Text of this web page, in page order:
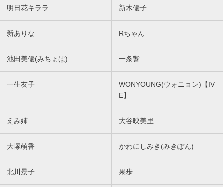
明日花キララ 新木優子
新ありな Rちゃん
池田美優(みちょぱ) 一条響
一生友子
WONYOUNG(ウォニョン)【IV
E】
えみ姉 大谷映美里
大塚萌香 かわにしみき(みきぽん)
北川景子 果歩